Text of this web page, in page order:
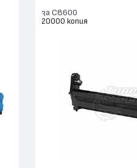
за C8600
20000 копия